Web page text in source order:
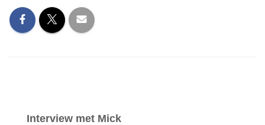
Interview met Mick